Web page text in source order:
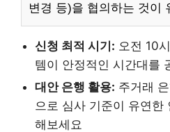
변경 등)을 협의하는 것이
신청 최적 시기: 오전 10
템이 안정적인 시간대를
대안 은행 활용: 주거래
으로 심사 기준이 유연한
해보세요